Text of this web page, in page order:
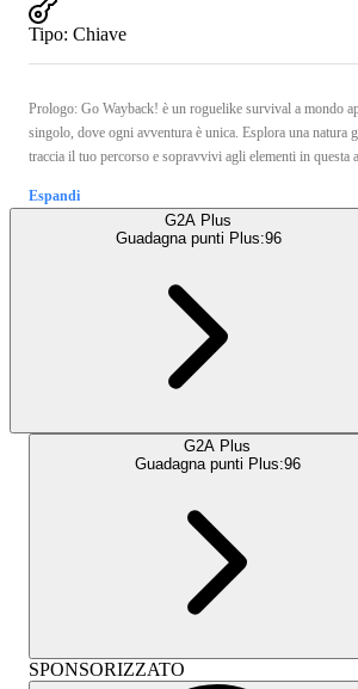
Tipo: Chiave
Prologo: Go Wayback! è un roguelike survival a mondo
singolo, dove ogni avventura è unica. Esplora una natura
traccia il tuo percorso e sopravvivi agli elementi in questa
Espandi
G2A Plus
Guadagna punti Plus:96
G2A Plus
Guadagna punti Plus:96
SPONSORIZZATO